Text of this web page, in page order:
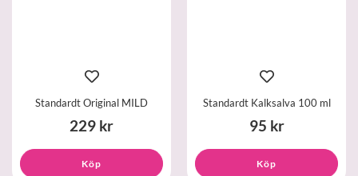
Standardt Original MILD
229 kr
Köp
Standardt Kalksalva 100 ml
95 kr
Köp